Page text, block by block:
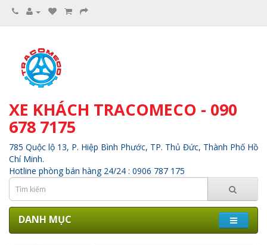
XE KHÁCH TRACOMECO - 090
678 7175
785 Quộc lộ 13, P. Hiệp Bình Phước, TP. Thủ Đức, Thành Phố Hồ
Chí Minh.
Hotline phòng bán hàng 24/24 : 0906 787 175
DANH MỤC